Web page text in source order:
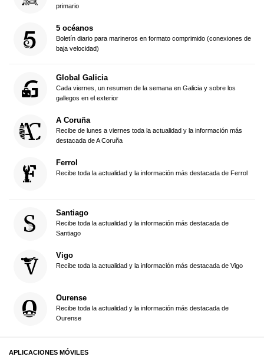
primario
5 océanos
Boletín diario para marineros en formato comprimido (conexiones de
baja velocidad)
Global Galicia
Cada viernes, un resumen de la semana en Galicia y sobre los
gallegos en el exterior
A Coruña
Recibe de lunes a viernes toda la actualidad y la información más
destacada de A Coruña
Ferrol
Recibe toda la actualidad y la información más destacada de Ferrol
Santiago
Recibe toda la actualidad y la información más destacada de
Santiago
Vigo
Recibe toda la actualidad y la información más destacada de Vigo
Ourense
Recibe toda la actualidad y la información más destacada de
Ourense
APLICACIONES MÓVILES